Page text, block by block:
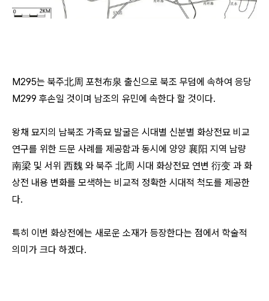
M295는 북주北周 포천布泉 출신으로 북조 무덤에 속하여 응당
M299 후손일 것이며 남조의 유민에 속한다 할 것이다.
왕채 묘지의 남북조 가족묘 발굴은 시대별 신분별 화상전묘 비교
연구를 위한 드문 사례를 제공함과 동시에 양양 襄阳 지역 남량
南梁 및 서위 西魏 와 북주 北周 시대 화상전묘 연변 衍变 과 화
상전 내용 변화를 모색하는 비교적 정확한 시대적 척도를 제공한
다.
특히 이번 화상전에는 새로운 소재가 등장한다는 점에서 학술적
의미가 크다 하겠다.